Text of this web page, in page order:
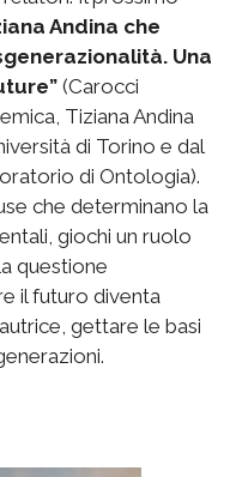
Andina che
Una
(Carocci
Tiziana Andina
di Torino e dal
di Ontologia).
che determinano la
giochi un ruolo
questione
il futuro diventa
gettare le basi